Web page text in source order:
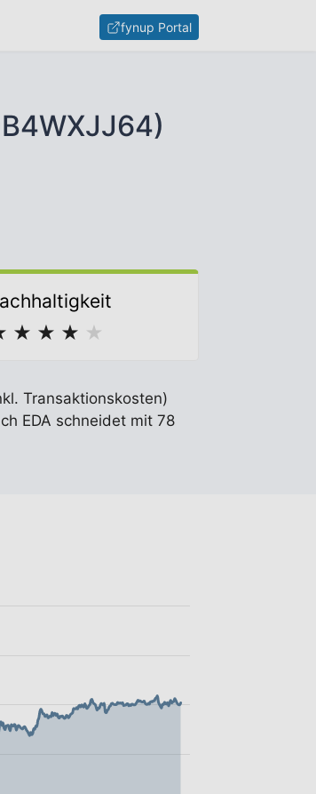
fynup Portal
★ ★ ★ ★
Transaktionskosten)
EDA schneidet mit 78